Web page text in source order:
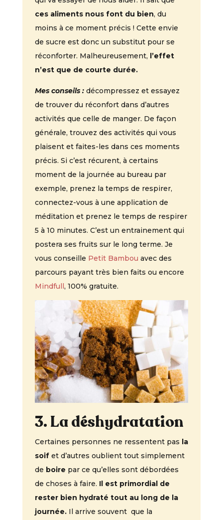
ces aliments nous font du bien, du
moins à ce moment précis ! Cette envie
de sucre est donc un substitut pour se
réconforter. Malheureusement, l’effet
n’est que de courte durée.
Mes conseils : décompressez et essayez
de trouver du réconfort dans d’autres
activités que celle de manger. De façon
générale, trouvez des activités qui vous
plaisent et faites-les dans ces moments
précis. Si c’est récurent, à certains
moment de la journée au bureau par
exemple, prenez la temps de respirer,
connectez-vous à une application de
méditation et prenez le temps de respirer
5 à 10 minutes. C’est un entrainement qui
postera ses fruits sur le long terme. Je
vous conseille Petit Bambou avec des
parcours payant très bien faits ou encore
Mindfull, 100% gratuite.
3. La déshydratation
Certaines personnes ne ressentent pas la
soifet d’autres oublient tout simplement
de boire par ce qu’elles sont débordées
de choses à faire. Il est primordial de
rester bien hydraté tout au long de la
journée.Il arrive souvent que la